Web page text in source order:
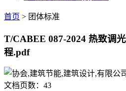
首页 > 团体标准
T/CABEE 087-2024 热致调
程.pdf
文档页数： 43